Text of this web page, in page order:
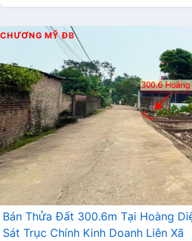
CHƯƠNG MỸ ĐB
Bán Thửa Đất 300.6m Tại Hoàng
Sát Trục Chính Kinh Doanh Liên Xã